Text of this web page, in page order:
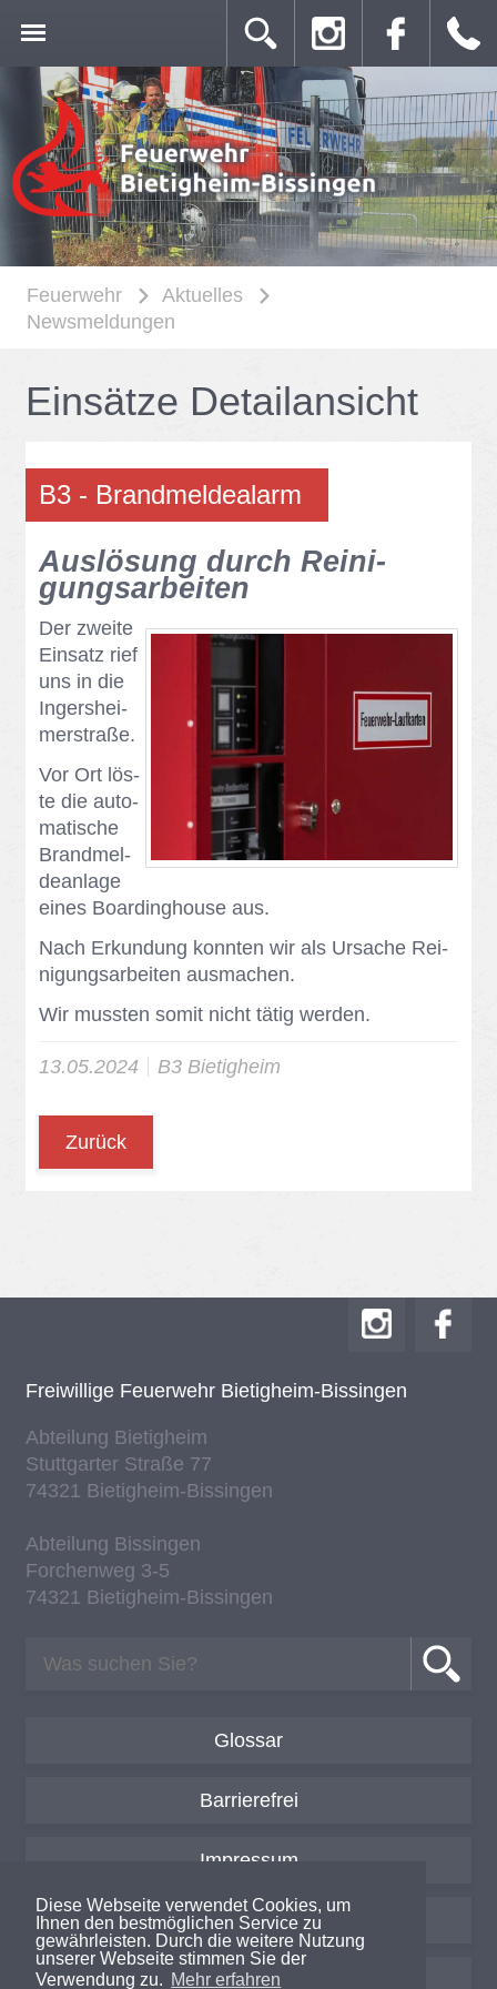
Diese Webseite verwendet Cookies, um
Ihnen den bestmöglichen Service zu
gewährleisten. Durch die weitere Nutzung
unserer Webseite stimmen Sie der
Verwendung zu. Mehr erfahren
Feuerwehr
Aktuelles
Newsmeldungen
Ein­sät­ze De­tail­an­sicht
B3 - Brand­mel­de­alarm
Aus­lö­sung durch Rei­ni­
gungs­ar­bei­ten
Der zwei­te
Ein­satz rief
uns in die
In­gers­hei­
mer­stra­ße.
Vor Ort lös­
te die au­to­
ma­ti­sche
Brand­mel­
de­an­la­ge
ei­nes Boar­ding­hou­se aus.
Nach Er­kun­dung konn­ten wir als Ur­sa­che Rei­
ni­gungs­ar­bei­ten aus­ma­chen.
Wir muss­ten so­mit nicht tä­tig wer­den.
13.05.2024 B3 Bie­tig­heim
Zurück
Frei­wil­li­ge Feu­er­wehr Bie­tig­heim-Bis­sin­gen
Ab­tei­lung Bie­tig­heim
Stutt­gar­ter Stra­ße 77
74321 Bie­tig­heim-Bis­sin­gen
Ab­tei­lung Bis­sin­gen
For­chen­weg 3-5
74321 Bie­tig­heim-Bis­sin­gen
Glossar
Barrierefrei
Impressum
Datenschutzerklärung
Login / Intern